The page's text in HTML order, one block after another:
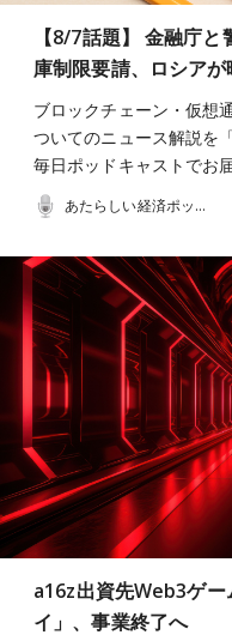
【8/7話題】 金融庁
庫制限要請、ロシア
ブロックチェーン・仮想
ついてのニュース解説を
毎日ポッドキャストでお
あたらしい経済ポッドキャスト
a16z出資先Web3ゲ
イ」、事業終了へ